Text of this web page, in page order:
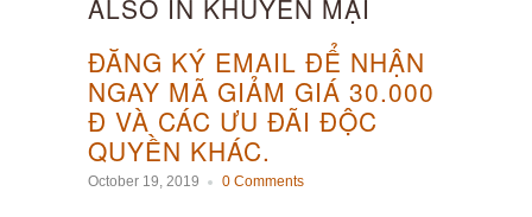
ALSO IN KHUYẾN MẠI
ĐĂNG KÝ EMAIL ĐỂ NHẬN
NGAY MÃ GIẢM GIÁ 30.000
Đ VÀ CÁC ƯU ĐÃI ĐỘC
QUYỀN KHÁC.
October 19, 2019 0 Comments